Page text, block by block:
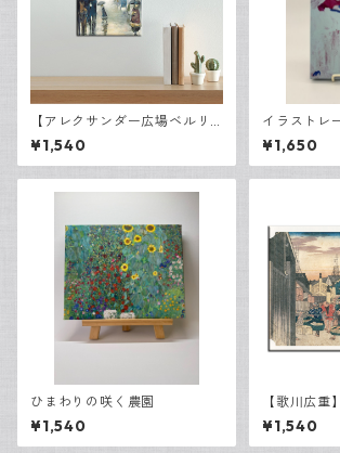
【アレクサンダー広場ベルリ
ン】 レオ・レッサー・ユリ
ィ キャンバスP3
¥1,540
イラストレ
ん「小さな
¥1,650
ひまわりの咲く農園
¥1,540
【歌川広重
次 日本橋
¥1,540